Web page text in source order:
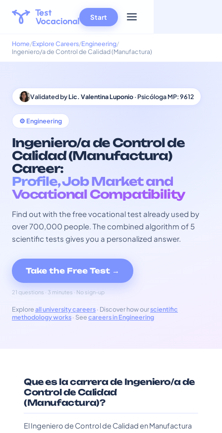
Start
Home Explore Careers Engineering
Ingeniero/a de Control de Calidad (Manufactura)
Validated byLic. Valentina Luponio· Psicóloga MP: 9612
⚙️ Engineering
Ingeniero/a de Control de
Calidad (Manufactura)
Career:
Profile, Job Market and
Vocational Compatibility
Find out with the free vocational test already used by
over 700,000 people. The combined algorithm of 5
scientific tests gives you a personalized answer.
Take the Free Test →
21 questions · 3 minutes · No sign-up
Exploreall university careers· Discover how ourscientific
methodology works· Seecareers in Engineering
Que es la carrera de Ingeniero/a de
Control de Calidad
(Manufactura)?
El Ingeniero de Control de Calidad en Manufactura